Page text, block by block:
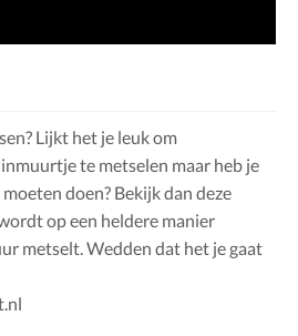
Lijkt het je leuk om
te metselen maar heb je
doen? Bekijk dan deze
op een heldere manier
metselt. Wedden dat het je gaat